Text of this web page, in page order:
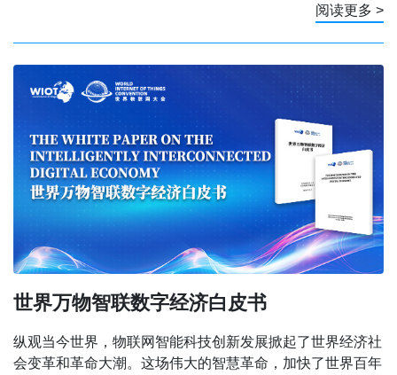
阅读更多 >
世界万物智联数字经济白皮书
纵观当今世界，物联网智能科技创新发展掀起了世界经济社
会变革和革命大潮。这场伟大的智慧革命，加快了世界百年